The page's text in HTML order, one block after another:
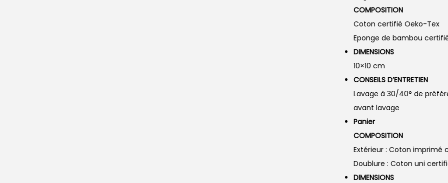
COMPOSITION
Coton certifié Oeko-Tex
Eponge de bambou
DIMENSIONS
10×10 cm
CONSEILS D’ENTRETIEN
Lavage à 30/40° de
avant lavage
Panier
COMPOSITION
Extérieur : Coton imprimé
Doublure : Coton uni
DIMENSIONS